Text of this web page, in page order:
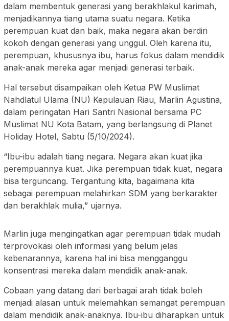
dalam membentuk generasi yang berakhlakul karimah,
menjadikannya tiang utama suatu negara. Ketika
perempuan kuat dan baik, maka negara akan berdiri
kokoh dengan generasi yang unggul. Oleh karena itu,
perempuan, khususnya ibu, harus fokus dalam mendidik
anak-anak mereka agar menjadi generasi terbaik.
Hal tersebut disampaikan oleh Ketua PW Muslimat
Nahdlatul Ulama (NU) Kepulauan Riau, Marlin Agustina,
dalam peringatan Hari Santri Nasional bersama PC
Muslimat NU Kota Batam, yang berlangsung di Planet
Holiday Hotel, Sabtu (5/10/2024).
“Ibu-ibu adalah tiang negara. Negara akan kuat jika
perempuannya kuat. Jika perempuan tidak kuat, negara
bisa terguncang. Tergantung kita, bagaimana kita
sebagai perempuan melahirkan SDM yang berkarakter
dan berakhlak mulia,” ujarnya.
Marlin juga mengingatkan agar perempuan tidak mudah
terprovokasi oleh informasi yang belum jelas
kebenarannya, karena hal ini bisa mengganggu
konsentrasi mereka dalam mendidik anak-anak.
Cobaan yang datang dari berbagai arah tidak boleh
menjadi alasan untuk melemahkan semangat perempuan
dalam mendidik anak-anaknya. Ibu-ibu diharapkan untuk